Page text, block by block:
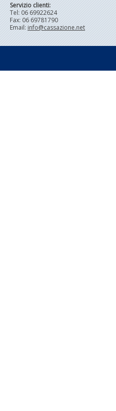
Servizio clienti:
Tel: 06 69922624
Fax: 06 69781790
Email: info@cassazione.net